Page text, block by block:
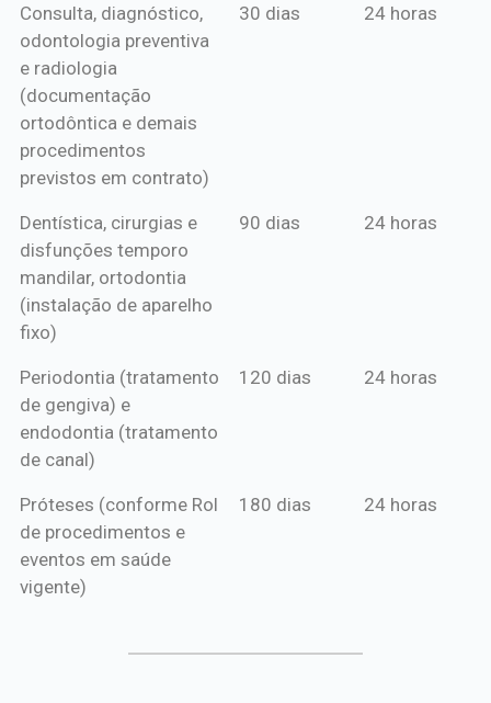
mensal*
de crédito
Consulta, diagnóstico,
odontologia preventiva
e radiologia
(documentação
ortodôntica e demais
procedimentos
previstos em contrato)
30 dias 24 horas
Dentística, cirurgias e
disfunções temporo
mandilar, ortodontia
(instalação de aparelho
fixo)
90 dias 24 horas
Periodontia (tratamento
de gengiva) e
endodontia (tratamento
de canal)
120 dias 24 horas
Próteses (conforme Rol
de procedimentos e
eventos em saúde
vigente)
180 dias 24 horas